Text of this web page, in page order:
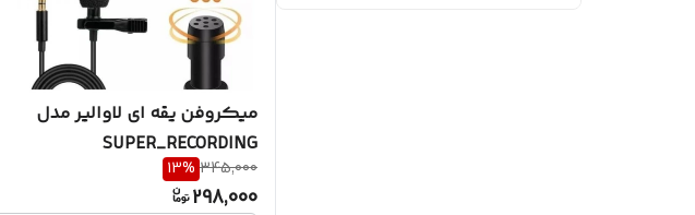
میکروفن یقه ای لاوالیر مدل
SUPER_RECORDING
345,000
13%
298,000